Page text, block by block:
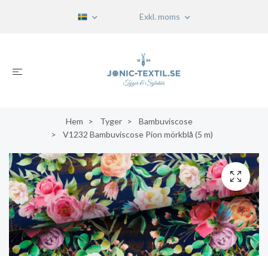
Exkl. moms
Hem Tyger
Bambuviscose
V1232 Bambuviscose Pion mörkblå (5 m)